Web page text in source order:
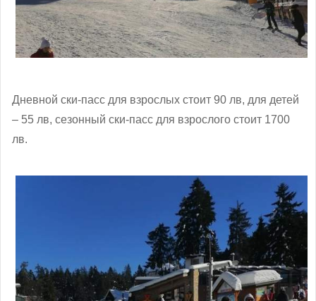
Дневной ски-пасс для взрослых стоит 90 лв, для детей
– 55 лв, сезонный ски-пасс для взрослого стоит 1700
лв.